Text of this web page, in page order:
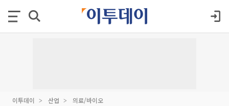
이투데이 산업 의료/바이오